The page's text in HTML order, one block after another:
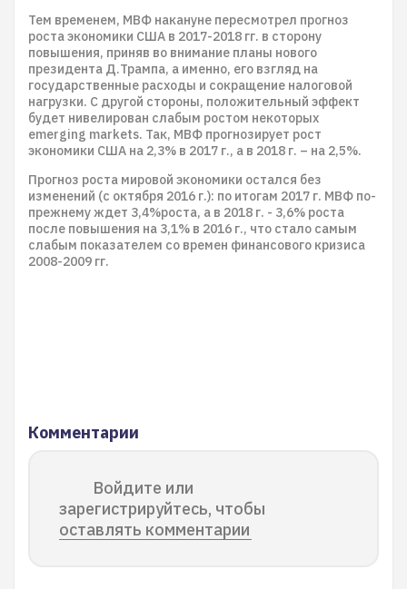
Тем временем, МВФ накануне пересмотрел прогноз
роста экономики США в 2017-2018 гг. в сторону
повышения, приняв во внимание планы нового
президента Д.Трампа, а именно, его взгляд на
государственные расходы и сокращение налоговой
нагрузки. С другой стороны, положительный эффект
будет нивелирован слабым ростом некоторых
emerging markets. Так, МВФ прогнозирует рост
экономики США на 2,3% в 2017 г., а в 2018 г. – на 2,5%.
Прогноз роста мировой экономики остался без
изменений (с октября 2016 г.): по итогам 2017 г. МВФ по-
прежнему ждет 3,4%роста, а в 2018 г. - 3,6% роста
после повышения на 3,1% в 2016 г., что стало самым
слабым показателем со времен финансового кризиса
2008-2009 гг.
Комментарии
Войдите или
зарегистрируйтесь, чтобы
оставлять комментарии